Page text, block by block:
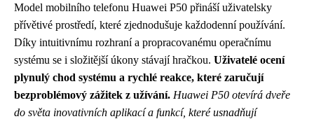
Model mobilního telefonu Huawei P50 přináší uživatelsky
přívětivé prostředí, které zjednodušuje každodenní používání.
Díky intuitivnímu rozhraní a propracovanému operačnímu
systému se i složitější úkony stávají hračkou. Uživatelé ocení
plynulý chod systému a rychlé reakce, které zaručují
bezproblémový zážitek z užívání. Huawei P50 otevírá dveře
do světa inovativních aplikací a funkcí, které usnadňují